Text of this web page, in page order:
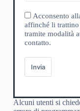
Acconsento
affinché li
tramite modalità
contatto.
Invia
Alcuni utenti si